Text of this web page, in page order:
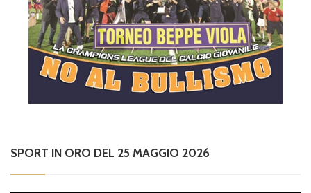
SPORT IN ORO DEL 25 MAGGIO 2026